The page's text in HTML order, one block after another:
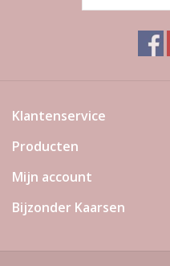
Klantenservice
Producten
Mijn account
Bijzonder Kaarsen